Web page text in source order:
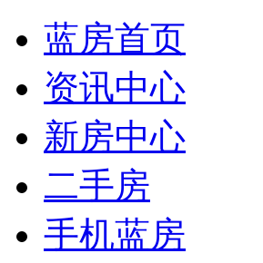
蓝房首页
资讯中心
新房中心
二手房
手机蓝房